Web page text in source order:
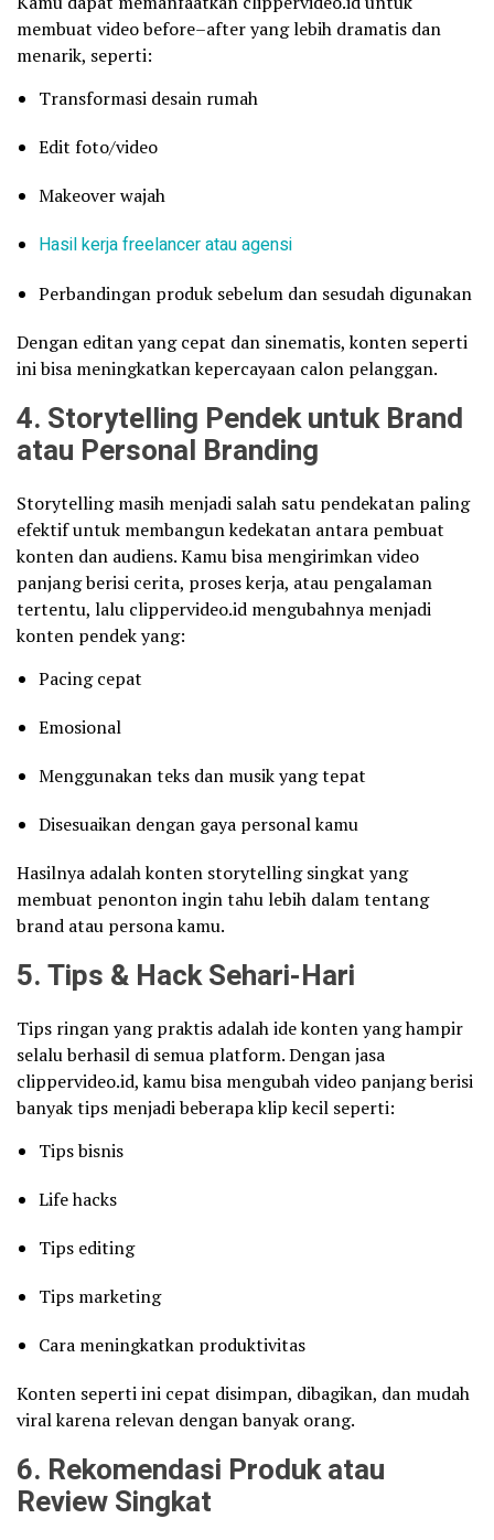
membuat video before–after yang lebih dramatis dan
menarik, seperti:
Transformasi desain rumah
Edit foto/video
Makeover wajah
Hasil kerja freelancer atau agensi
Perbandingan produk sebelum dan sesudah digunakan
Dengan editan yang cepat dan sinematis, konten seperti
ini bisa meningkatkan kepercayaan calon pelanggan.
4. Storytelling Pendek untuk Brand
atau Personal Branding
Storytelling masih menjadi salah satu pendekatan paling
efektif untuk membangun kedekatan antara pembuat
konten dan audiens. Kamu bisa mengirimkan video
panjang berisi cerita, proses kerja, atau pengalaman
tertentu, lalu clippervideo.id mengubahnya menjadi
konten pendek yang:
Pacing cepat
Emosional
Menggunakan teks dan musik yang tepat
Disesuaikan dengan gaya personal kamu
Hasilnya adalah konten storytelling singkat yang
membuat penonton ingin tahu lebih dalam tentang
brand atau persona kamu.
5. Tips & Hack Sehari-Hari
Tips ringan yang praktis adalah ide konten yang hampir
selalu berhasil di semua platform. Dengan jasa
clippervideo.id, kamu bisa mengubah video panjang berisi
banyak tips menjadi beberapa klip kecil seperti:
Tips bisnis
Life hacks
Tips editing
Tips marketing
Cara meningkatkan produktivitas
Konten seperti ini cepat disimpan, dibagikan, dan mudah
viral karena relevan dengan banyak orang.
6. Rekomendasi Produk atau
Review Singkat